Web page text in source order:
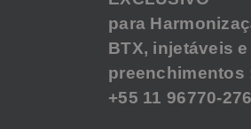
para
BTX, injetáveis e
preenchimentos
+55 11 96770-